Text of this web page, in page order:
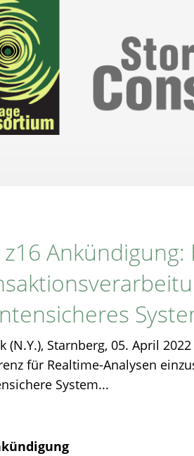
z16 Ankündigung:
(N.Y.), Starnberg, 05. April
für Realtime-Analysen
System...